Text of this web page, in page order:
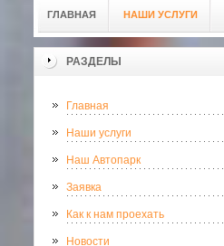
ГЛАВНАЯ НАШИ УСЛУГИ
РАЗДЕЛЫ
Главная
Наши услуги
Наш Автопарк
Заявка
Как к нам проехать
Новости